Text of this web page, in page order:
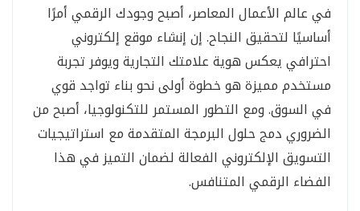
في عالم الأعمال المعاصر، أصبح وجودك الرقمي أمرًا
أساسيًا لتحقيق النجاح. إن إنشاء موقع إلكتروني
احترافي يعكس هوية علامتك التجارية ويوفر تجربة
مستخدم مميزة هو خطوة أولى نحو بناء تواجد قوي
في السوق. ومع التطور المستمر للتكنولوجيا، أصبح من
الضروري دمج حلول البرمجة المتقدمة مع استراتيجيات
التسويق الإلكتروني الفعالة لضمان التميز في هذا
الفضاء الرقمي المتنافس.